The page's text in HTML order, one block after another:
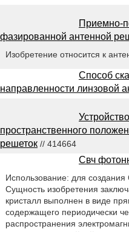
Приемно-
фазированной антенной
Изобретение относится к
Способ
направленности линзовой
пространственного
решеток // 414664
Свч
Использование: для создания
Сущность изобретения
кристалл выполнен в виде
содержащего периодически
распространения